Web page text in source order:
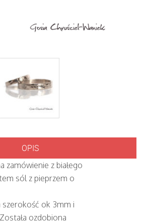
OPIS
zamówienie z białego
sól z pieprzem o
szerokość ok 3mm i
ozdobiona